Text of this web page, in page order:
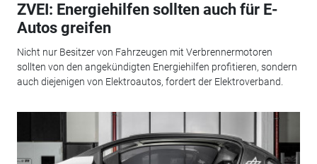
ZVEI: Energiehilfen sollten auch für E-
Autos greifen
Nicht nur Besitzer von Fahrzeugen mit Verbrennermotoren
sollten von den angekündigten Energiehilfen profitieren, sondern
auch diejenigen von Elektroautos, fordert der Elektroverband.